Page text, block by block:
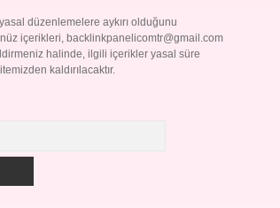
düzenlemelere aykırı olduğunu
içerikleri, backlinkpanelicomtr@gmail.com
halinde, ilgili içerikler yasal süre
kaldırılacaktır.